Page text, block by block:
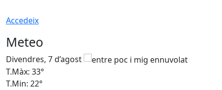
Accedeix
Meteo
Divendres, 7 d’agost
T.Màx: 33°
T.Min: 22°